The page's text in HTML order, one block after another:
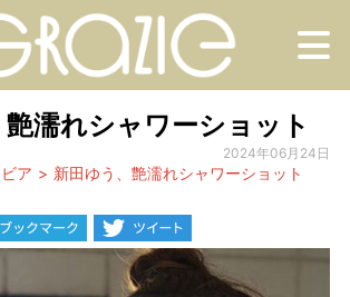
濡れシャワーショット
2024年06月24日
ア 新田ゆう、艶濡れシャワーショット